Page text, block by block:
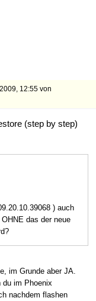
12:55 von
(step by step)
) auch
das der neue
im Grunde aber JA.
du im Phoenix
nachdem flashen